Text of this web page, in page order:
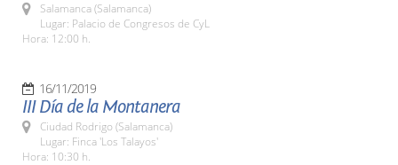
Salamanca (Salamanca)
Lugar: Palacio de Congresos de CyL
Hora: 12:00 h.
16/11/2019
III Día de la Montanera
Ciudad Rodrigo (Salamanca)
Lugar: Finca 'Los Talayos'
Hora: 10:30 h.